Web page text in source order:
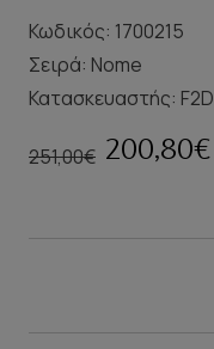
Κωδικός: 1700215
Σειρά: Nome
Κατασκευαστής: F2D
251,00€ 200,80€